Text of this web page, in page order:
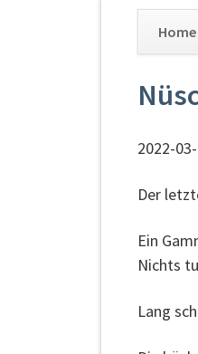
Home
2022-
Der
Ein
Nichts
Lang